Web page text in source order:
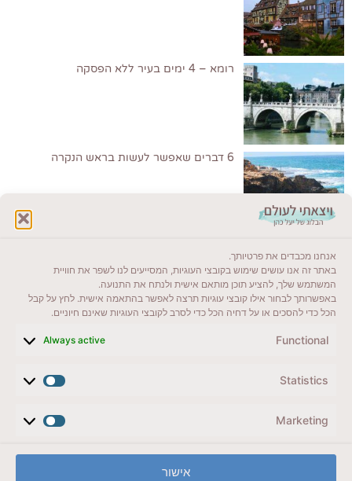
אנחנו מכבדים את פרטיותך.
באתר זה אנו עושים שימוש בקובצי העוגיות, המסייעים לנו לשפר את חוויית
המשתמש שלך, להציע תוכן מותאם אישית ולנתח את התנועה.
באפשרותך לבחור אילו קובצי עוגיות תרצה לאפשר בהתאמה אישית. לחץ על קבל
הכל כדי להסכים או על דחיה הכל כדי לסרב לקובצי העוגיות שאינם חיוניים.
Functional
Always active
Statistics
Marketing
אישור
רומא – 4 ימים בעיר ללא הפסקה
6 דברים שאפשר לעשות בראש הנקרה
לקרוא בבלוג שלי
ייעדים מומלצים
מדריכים ועזרים
סוגי טיולים
צרו קשר (לא בשבת)